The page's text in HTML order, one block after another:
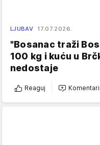
LJUBAV 17.07.2026.
"Bosanac traži
100 kg i kuću u
nedostaje
Reaguj